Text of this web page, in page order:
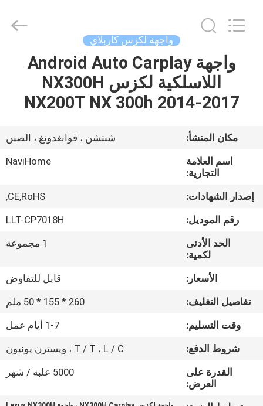
منزل،
أشرطة
معلومات
في
المعمل
مراقبة
الجودة
Electron
Co.,Ltd.
واجهة لكزس كاربلاي
واجهة Android Auto Carplay
اللاسلكية لكزس NX300H
NX200T NX 300h 2014-2017
مكان المنشأ:
شنتشن ، قوانغدونغ ، الصين
اسم العلامة
التجارية:
NaviHome
إصدار الشهادات:
CE,RoHS,
رقم الموديل:
LLT-CP7018H
الحد الأدنى
لكمية:
1 مجموعة
الأسعار:
قابل للتفاوض
تفاصيل التغليف:
260 * 155 * 50 ملم
وقت التسليم:
1-7 أيام عمل
شروط الدفع:
T / T ، L / C ، ويسترن يونيون
القدرة على
العرض:
5000 علبة / شهر